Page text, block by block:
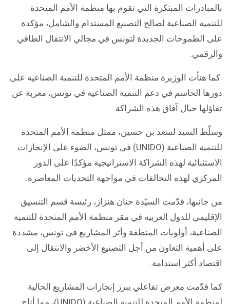
بالمبادرات المبتكرة التي تقوم بها منظمة الأمم المتحدة
للتنمية الصناعية لصالح التصنيع المستدام والشامل، مؤكدة
على الطموحات الجديدة لتونس في مجالي الانتقال الطاقي
والرقمي.
كما هنأت الوزيرة منظمة الأمم المتحدة للتنمية الصناعية على
دورها الحاسم في دعم التنمية الصناعية في تونس، معربة عن
تفاؤلها حيال آفاق هذه الشراكة.
وسلّط السيد لسعد بن حسين، ممثل منظمة الأمم المتحدة
للتنمية الصناعية (UNIDO) في تونس، الضوء على الإنجازات
الاستثنائية لهذه الشراكة الاستراتيجية مؤكدًا على الدور
المركزي لهذه التحالفات في مواجهة التحديات المعاصرة.
من جانبها، قدّمت السيّدة حنان هنزاز، رئيسة قسم التنسيق
الإقليمي للدول العربية في مقر منظمة الأمم المتحدة للتنمية
الصناعية، أولويات المنطقة وأثر المشاريع في تونس، مشددة
على أهمية التعاون من أجل التصنيع الأخضر والانتقال إلى
اقتصاد أكثر استدامة.
كما قدّمت معرض تفاعلي يبرز إنجازات المشاريع الحالية
لمنظمة الأمم المتحدة للتنمية الصناعية (UNIDO)، مما أتاح